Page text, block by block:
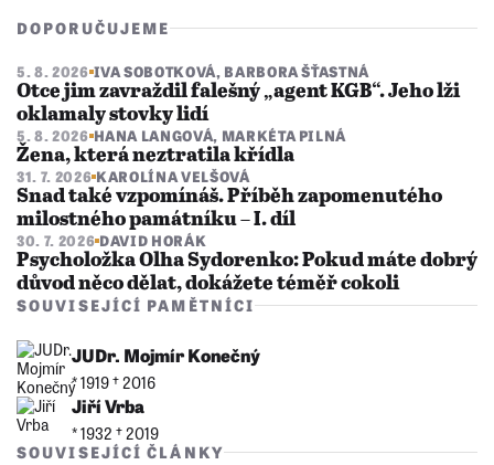
DOPORUČUJEME
5. 8. 2026 IVA SOBOTKOVÁ, BARBORA ŠŤASTNÁ
Otce jim zavraždil falešný „agent KGB“. Jeho lži
oklamaly stovky lidí
5. 8. 2026 HANA LANGOVÁ, MARKÉTA PILNÁ
Žena, která neztratila křídla
31. 7. 2026 KAROLÍNA VELŠOVÁ
Snad také vzpomínáš. Příběh zapomenutého
milostného památníku – I. díl
30. 7. 2026 DAVID HORÁK
Psycholožka Olha Sydorenko: Pokud máte dobrý
důvod něco dělat, dokážete téměř cokoli
SOUVISEJÍCÍ PAMĚTNÍCI
JUDr. Mojmír Konečný
* 1919 †︎ 2016
Jiří Vrba
* 1932 †︎ 2019
SOUVISEJÍCÍ ČLÁNKY